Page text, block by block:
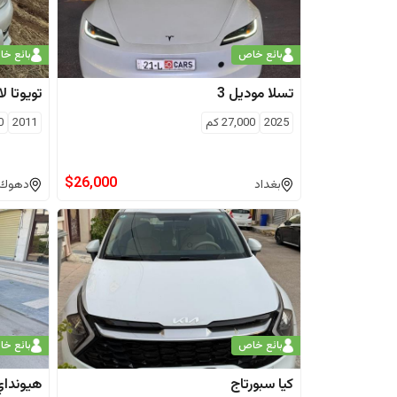
بائع خاص
تسلا موديل 3
2025
27,000كم
بغداد $26,000
بائع
تويوتا
2011
بائع خاص
كيا سبورتاج
بائع